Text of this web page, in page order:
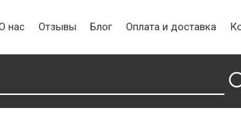
нас Отзывы Блог Оплата и доставка